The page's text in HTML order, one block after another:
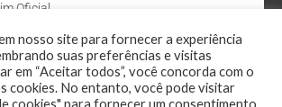
Oficial
Água e Esgoto
nosso site para fornecer a experiência
suas preferências e visitas
em “Aceitar todos”, você concorda com o
cookies. No entanto, você pode visitar
cookies" para fornecer um consentimento